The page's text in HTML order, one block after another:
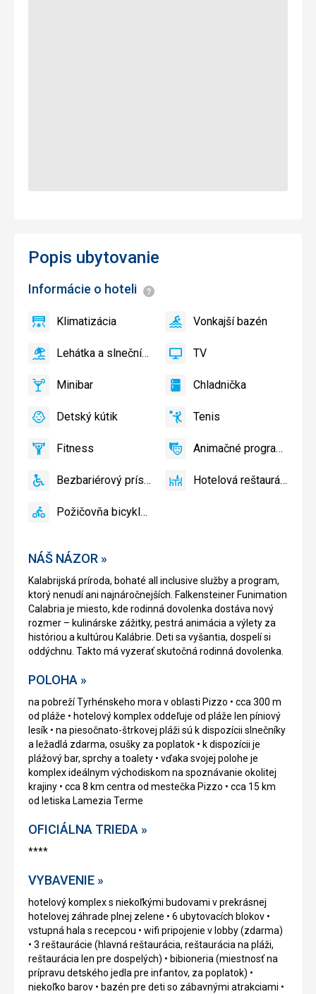
NÁŠ NÁZOR »
Kalabrijská príroda, bohaté all inclusive služby a program,
ktorý nenudí ani najnáročnejších. Falkensteiner Funimation
Calabria je miesto, kde rodinná dovolenka dostáva nový
rozmer – kulinárske zážitky, pestrá animácia a výlety za
históriou a kultúrou Kalábrie. Deti sa vyšantia, dospelí si
oddýchnu. Takto má vyzerať skutočná rodinná dovolenka.
POLOHA »
na pobreží Tyrhénskeho mora v oblasti Pizzo • cca 300 m
od pláže • hotelový komplex oddeľuje od pláže len píniový
lesík • na piesočnato-štrkovej pláži sú k dispozícii slnečníky
a ležadlá zdarma, osušky za poplatok • k dispozícii je
plážový bar, sprchy a toalety • vďaka svojej polohe je
komplex ideálnym východiskom na spoznávanie okolitej
krajiny • cca 8 km centra od mestečka Pizzo • cca 15 km
od letiska Lamezia Terme
OFICIÁLNA TRIEDA »
****
VYBAVENIE »
hotelový komplex s niekoľkými budovami v prekrásnej
hotelovej záhrade plnej zelene • 6 ubytovacích blokov •
vstupná hala s recepcou • wifi pripojenie v lobby (zdarma)
• 3 reštaurácie (hlavná reštaurácia, reštaurácia na pláži,
reštaurácia len pre dospelých) • bibioneria (miestnosť na
prípravu detského jedla pre infantov, za poplatok) •
niekoľko barov • bazén pre deti so zábavnými atrakciami •
Popis ubytovanie
Informácie o hoteli Informácie
Klimatizácia
Klimatizácia
áno
VonkajšíVonkajší bazén
áno
Lehátka
slnečníky
bazéne
Lehátka a slnečníky pri bazéne zadarmo
áno TV TV
áno
Minibar,Minibar
áno Chladnička
Chladnička
áno
Detský
Detské
Detský
Detský kútik
áno
Tenis,Tenis
áno
FitnessFitness
áno
Animačné
Animačné programy
áno
Bezbariérový
Bezbariérový prístup
áno
Hotelová
Hotelová reštaurácia
áno
Požičovňa
Požičovňa bicyklov
áno